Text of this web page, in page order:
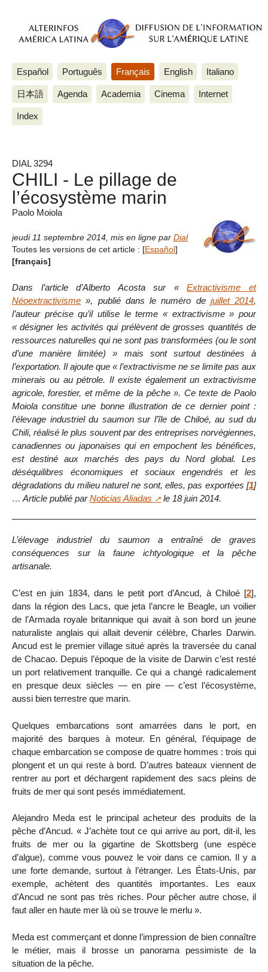
Español Português Français English Italiano
日本語 Agenda Academia Cinema Internet
Index
DIAL 3294
CHILI - Le pillage de
l’écosystème marin
Paolo Moiola
jeudi 11 septembre 2014 mis en ligne par Dial
Toutes les versions de cet article : [Español]
[français]
Dans l’article d’Alberto Acosta sur «Extractivisme et
Néoextractivisme », publié dans le numéro de juillet 2014,
l’auteur précise qu’il utilise le terme « extractivisme » pour
« désigner les activités qui prélèvent de grosses quantités de
ressources naturelles qui ne sont pas transformées (ou le sont
d’une manière limitée) » mais sont surtout destinées à
l’exportation. Il ajoute que « l’extractivisme ne se limite pas aux
minerais ou au pétrole. Il existe également un extractivisme
agricole, forestier, et même de la pêche ». Ce texte de Paolo
Moiola constitue une bonne illustration de ce dernier point :
l’élevage industriel du saumon sur l’île de Chiloé, au sud du
Chili, réalisé le plus souvent par des entreprises norvégiennes,
canadiennes ou japonaises qui en empochent les bénéfices,
est destiné aux marchés des pays du Nord global. Les
déséquilibres économiques et sociaux engendrés et les
dégradations du milieu naturel ne sont, elles, pas exportées [1]
… Article publié parNoticias Aliadas le 18 juin 2014.
L’élevage industriel du saumon a entraîné de graves
conséquences sur la faune ichtyologique et la pêche
artisanale.
C’est en juin 1834, dans le petit port d’Ancud, à Chiloé[2],
dans la région des Lacs, que jeta l’ancre le Beagle, un voilier
de l’Armada royale britannique qui avait à son bord un jeune
naturaliste anglais qui allait devenir célèbre, Charles Darwin.
Ancud est le premier village situé après la traversée du canal
de Chacao. Depuis l’époque de la visite de Darwin c’est resté
un port relativement tranquille. Ce qui a changé radicalement
en presque deux siècles — en pire — c’est l’écosystème,
aussi bien terrestre que marin.
Quelques embarcations sont amarrées dans le port, en
majorité des barques à moteur. En général, l’équipage de
chaque embarcation se compose de quatre hommes : trois qui
plongent et un qui reste à bord. D’autres bateaux viennent de
rentrer au port et déchargent rapidement des sacs pleins de
fruits de mer qui sont pesés immédiatement.
Alejandro Meda est le principal acheteur des produits de la
pêche d’Ancud. « J’achète tout ce qui arrive au port, dit-il, les
fruits de mer ou la gigartine de Skottsberg (une espèce
d’algue), comme vous pouvez le voir dans ce camion. Il y a
une forte demande, surtout à l’étranger. Les États-Unis, par
exemple, achètent des quantités importantes. Les eaux
d’Ancud ne sont pas très riches. Pour pêcher autre chose, il
faut aller en haute mer là où se trouve le merlu ».
Meda est commerçant et donne l’impression de bien connaître
le métier, mais il brosse un panorama pessimiste de la
situation de la pêche.